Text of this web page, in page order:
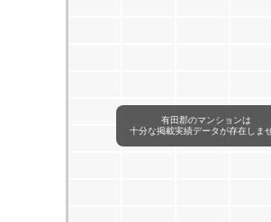
有田郡のマンションは
十分な掲載実績データが存在しま